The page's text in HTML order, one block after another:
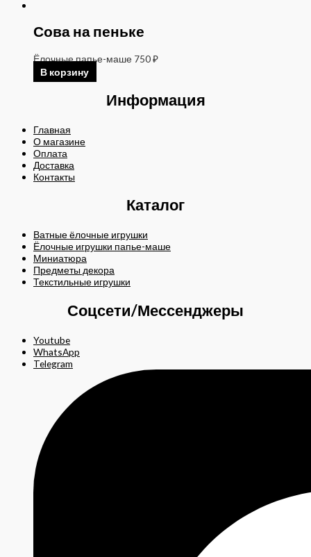
Сова на пеньке
Ёлочные папье-маше 750₽
В корзину
Информация
Главная
О магазине
Оплата
Доставка
Контакты
Каталог
Ватные ёлочные игрушки
Ёлочные игрушки папье-маше
Миниатюра
Предметы декора
Текстильные игрушки
Соцсети/Мессенджеры
Youtube
WhatsApp
Telegram